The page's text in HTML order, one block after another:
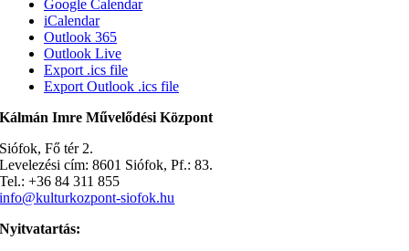
Google Calendar
iCalendar
Outlook 365
Outlook Live
Export .ics file
Export Outlook .ics file
Kálmán Imre Művelődési Központ
Siófok, Fő tér 2.
Levelezési cím: 8601 Siófok, Pf.: 83.
Tel.: +36 84 311 855
info@kulturkozpont-siofok.hu
Nyitvatartás: